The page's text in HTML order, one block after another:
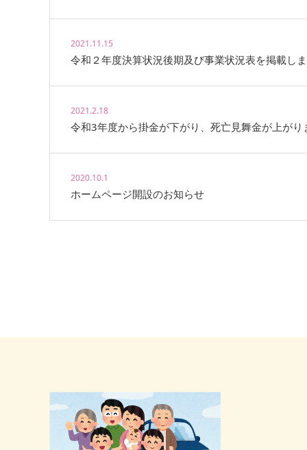
2021.11.15
令和２年度決算状況後期及び事業状況表を掲載し
2021.2.18
令和3年度から掛金が下がり、死亡見舞金が上がり
2020.10.1
ホームページ開設のお知らせ